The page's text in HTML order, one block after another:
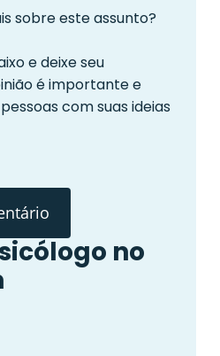
sobre este assunto?
e deixe seu
é importante e
com suas ideias
no